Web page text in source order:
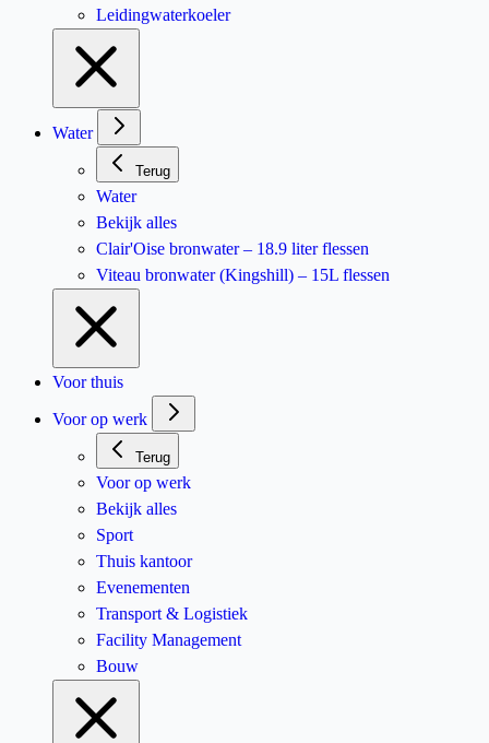
Leidingwaterkoeler
Water
Terug
Water
Bekijk alles
Clair'Oise bronwater – 18.9 liter flessen
Viteau bronwater (Kingshill) – 15L flessen
Voor thuis
Voor op werk
Terug
Voor op werk
Bekijk alles
Sport
Thuis kantoor
Evenementen
Transport & Logistiek
Facility Management
Bouw